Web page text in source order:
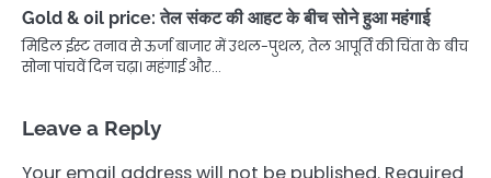
Gold & 0il price: तेल संकट की आहट के बीच सोने हुआ महंगाई
मिडिल ईस्ट तनाव से ऊर्जा बाजार में उथल-पुथल, तेल आपूर्ति की चिंता के बीच
सोना पांचवें दिन चढ़ा। महंगाई और…
Leave a Reply